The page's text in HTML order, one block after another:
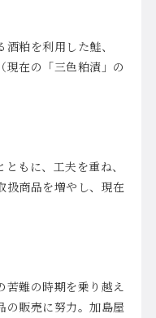
粕を利用した鮭、
現在の「三色粕漬」の
もに、工夫を重ね、
扱商品を増やし、現在
苦難の時期を乗り越え
の販売に努力。加島屋